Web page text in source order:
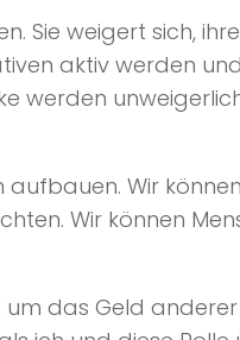
Sie weigert sich,
aktiv werden
werden
Wir
Wir können
das Geld